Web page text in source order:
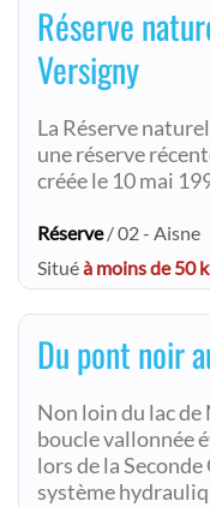
Réserve
Versigny
La Réserve
une réserve
créée le 10 mai
Réserve/ 02 - Aisne
Situéà moins de 50
Du pont noir
Non loin du lac
boucle vallonnée
lors de la
système